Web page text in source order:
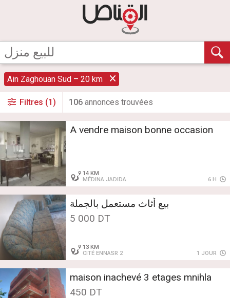
Ain Zaghouan Sud – 20 km
Filtres (1) 106 annonces trouvées
A vendre maison bonne occasion
14 KM
MÉDINA JADIDA
6 H
بيع أثاث مستعمل بالجملة
5 000 DT
13 KM
CITÉ ENNASR 2
1 JOUR
maison inachevé 3 etages mnihla
450 DT